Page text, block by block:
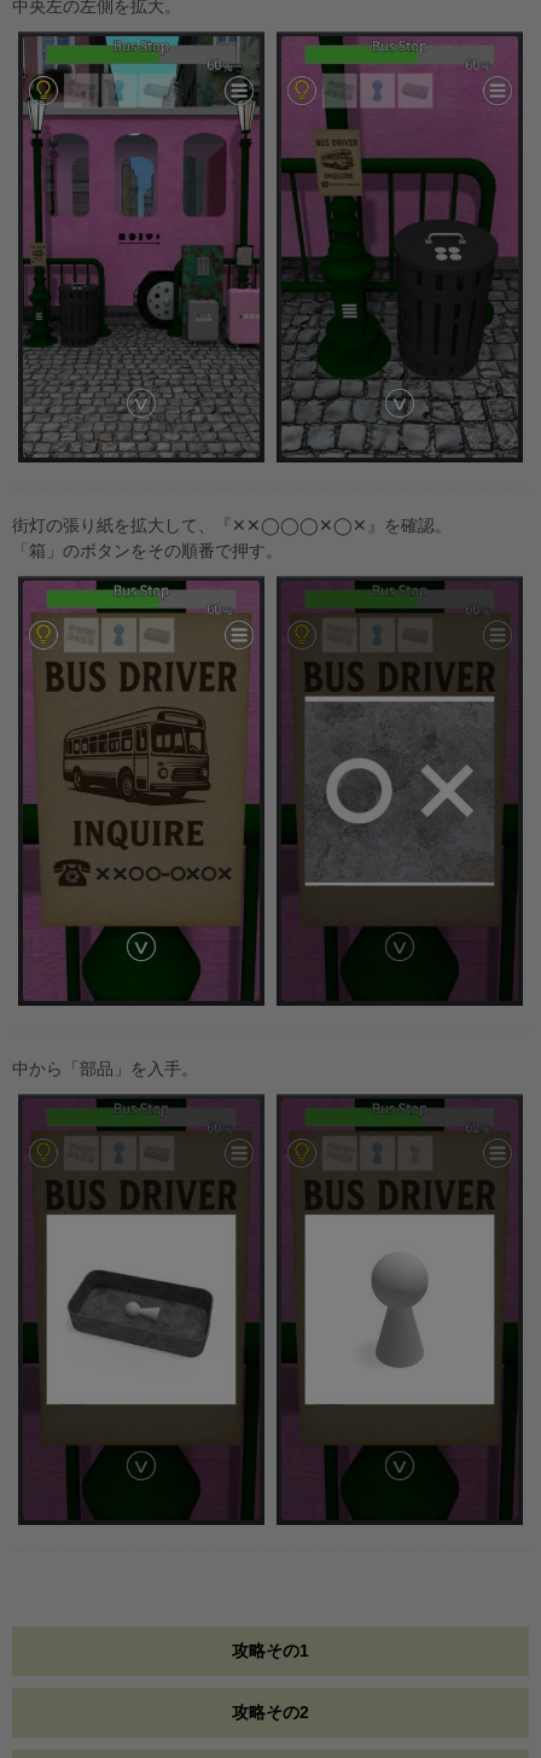
中央左の左側を拡大。
街灯の張り紙を拡大して、『✕✕◯◯◯✕◯✕』を確認。
「箱」のボタンをその順番で押す。
中から「部品」を入手。
攻略その1
攻略その2